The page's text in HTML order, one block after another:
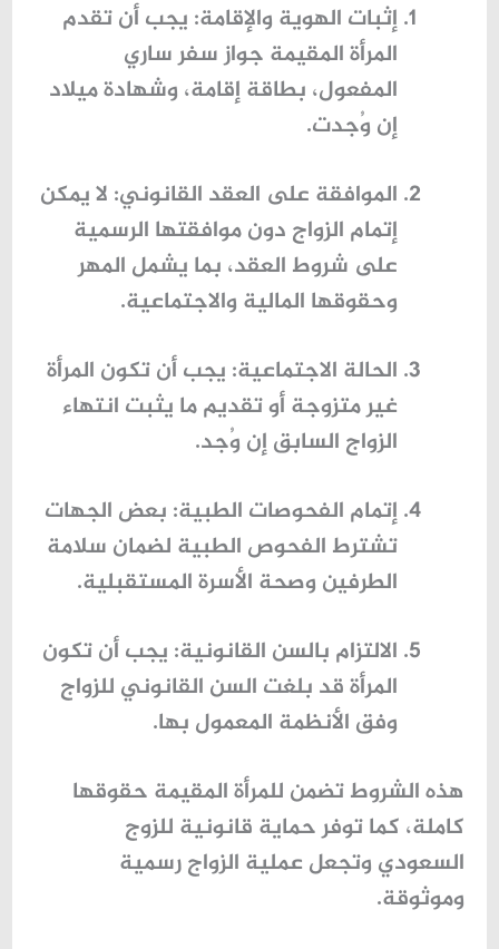
إثبات الهوية والإقامة: يجب أن تقدم
المرأة المقيمة جواز سفر ساري
المفعول، بطاقة إقامة، وشهادة ميلاد
إن وُجدت.
الموافقة على العقد القانوني: لا يمكن
إتمام الزواج دون موافقتها الرسمية
على شروط العقد، بما يشمل المهر
وحقوقها المالية والاجتماعية.
الحالة الاجتماعية: يجب أن تكون المرأة
غير متزوجة أو تقديم ما يثبت انتهاء
الزواج السابق إن وُجد.
إتمام الفحوصات الطبية: بعض الجهات
تشترط الفحوص الطبية لضمان سلامة
الطرفين وصحة الأسرة المستقبلية.
الالتزام بالسن القانونية: يجب أن تكون
المرأة قد بلغت السن القانوني للزواج
وفق الأنظمة المعمول بها.
هذه الشروط تضمن للمرأة المقيمة حقوقها
كاملة، كما توفر حماية قانونية للزوج
السعودي وتجعل عملية الزواج رسمية
وموثوقة.